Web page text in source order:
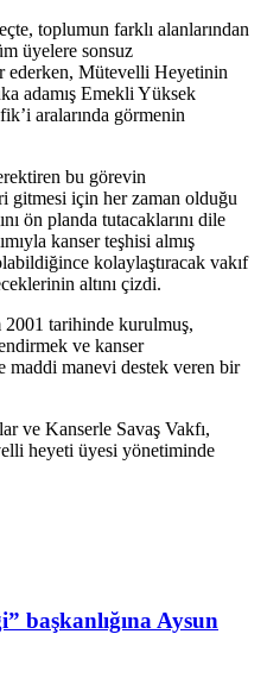
toplumun farklı alanlarından
üyelere sonsuz
ederken, Mütevelli Heyetinin
adamış Emekli Yüksek
aralarında görmenin
bu görevin
gitmesi için her zaman olduğu
ön planda tutacaklarını dile
kanser teşhisi almış
kolaylaştıracak vakıf
altını çizdi.
2001 tarihinde kurulmuş,
ve kanser
manevi destek veren bir
ve Kanserle Savaş Vakfı,
heyeti üyesi yönetiminde
başkanlığına Aysun